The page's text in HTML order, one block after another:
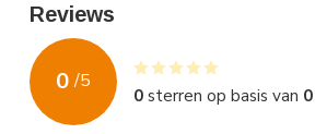
Reviews
0 /5
0sterren op basis van 0